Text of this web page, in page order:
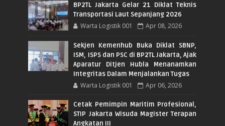
BP2TL Jakarta Gelar 21 Diklat Teknis
Transportasi Laut Sepanjang 2026
Warta Logistik 001 Apr 08, 2026
Sekjen Kemenhub Buka Diklat SBNP,
ISM, ISPS dan PSC di BP2TL Jakarta, Ajak
Aparatur Ditjen Hubla Menanamkan
Integritas Dalam Menjalankan Tugas
Warta Logistik 001 Apr 06, 2026
Cetak Pemimpin Maritim Profesional,
STIP Jakarta Wisuda Magister Terapan
Angkatan III